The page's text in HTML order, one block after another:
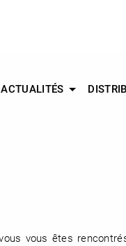
ACTUALITÉS
vous êtes